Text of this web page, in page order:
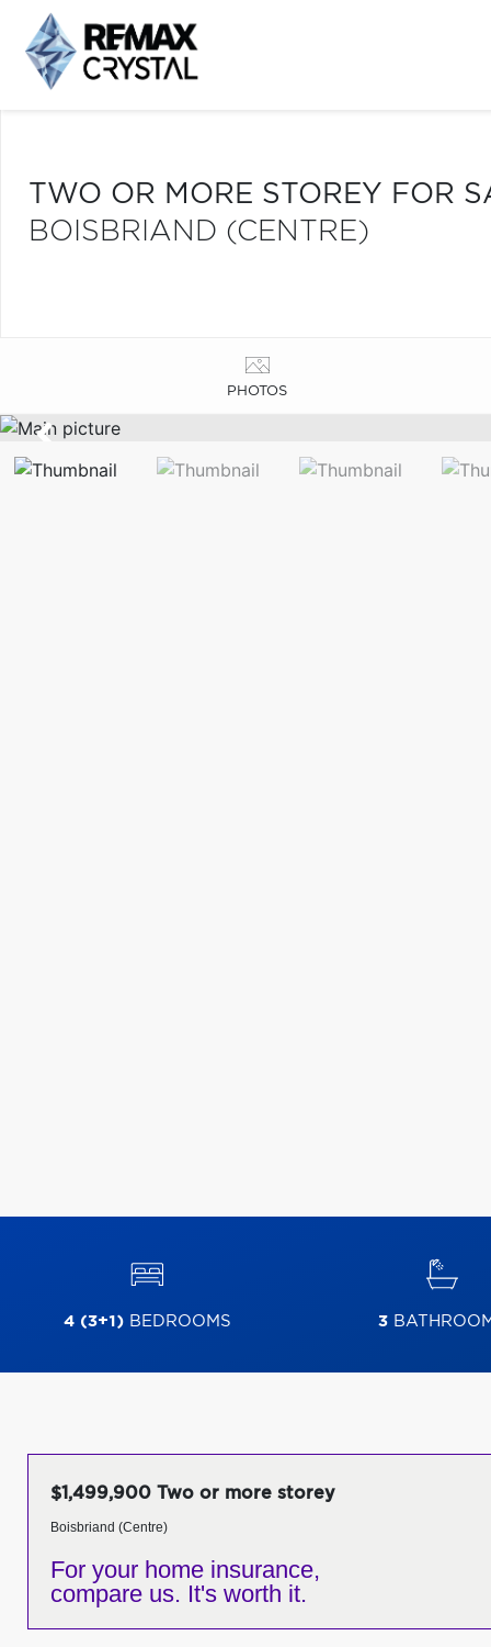
TWO OR MORE STOREY FOR
BOISBRIAND (CENTRE)
PHOTOS
4 (3+1)BEDROOMS 3
$1,499,900 Two or more storey
Boisbriand (Centre)
For your home insurance,
compare us. It's worth it.